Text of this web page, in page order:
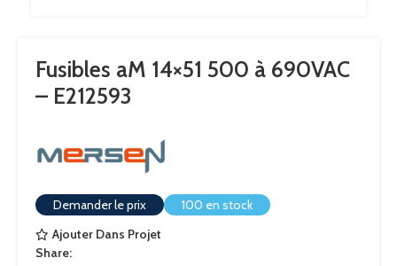
Fusibles aM 14×51 500 à 690VAC
– E212593
Demander le prix
100 en stock
Ajouter Dans Projet
Share: